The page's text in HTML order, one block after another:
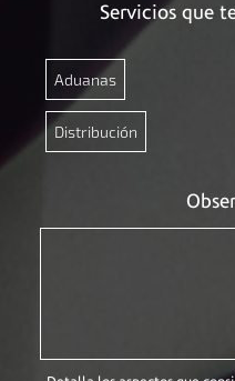
Servicios que
Aduanas
Distribución